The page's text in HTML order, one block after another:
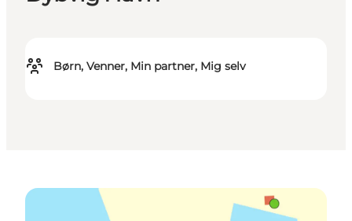
Børn, Venner, Min partner, Mig selv